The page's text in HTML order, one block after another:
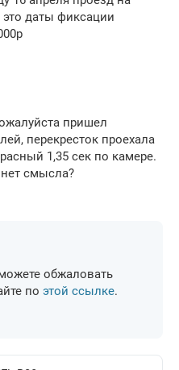
это даты фиксации
пришел
перекресток проехала
1,35 сек по камере.
смысла?
обжаловать
по этой ссылке.